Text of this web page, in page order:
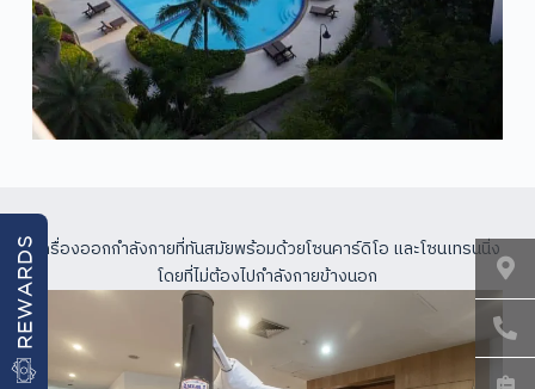
เครื่องออกกำลังกายที่ทันสมัยพร้อมด้วยโซนคาร์ดิโอ และโซนเทรนนิ่ง
โดยที่ไม่ต้องไปกำลังกายข้างนอก
REWARDS